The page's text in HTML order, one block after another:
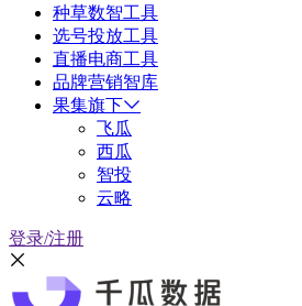
种草数智工具
选号投放工具
直播电商工具
品牌营销智库
果集旗下
飞瓜
西瓜
智投
云略
登录/注册